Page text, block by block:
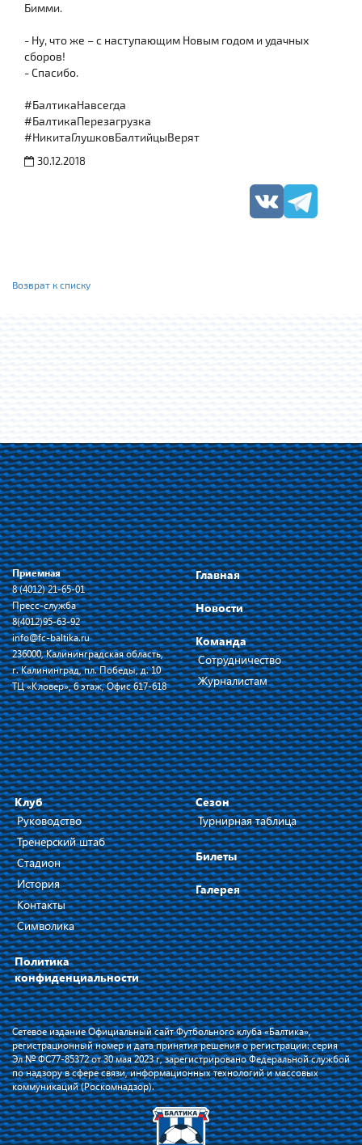
Бимми.
- Ну, что же – с наступающим Новым годом и удачных
сборов!
- Спасибо.
#БалтикаНавсегда
#БалтикаПерезагрузка
#НикитаГлушковБалтийцыВерят
30.12.2018
Возврат к списку
Приемная
8 (4012) 21-65-01
Пресс-служба
8(4012)95-63-92
info@fc-baltika.ru
236000, Калининградская область,
г. Калининград, пл. Победы, д. 10
ТЦ «Кловер», 6 этаж, Офис 617-618
Главная
Новости
Команда
Сотрудничество
Журналистам
Клуб
Руководство
Тренерский штаб
Стадион
История
Контакты
Символика
Политика
конфиденциальности
Сезон
Турнирная таблица
Билеты
Галерея
Сетевое издание Официальный сайт Футбольного клуба «Балтика»,
регистрационный номер и дата принятия решения о регистрации: серия
Эл № ФС77-85372 от 30 мая 2023 г, зарегистрировано Федеральной службой
по надзору в сфере связи, информационных технологий и массовых
коммуникаций (Роскомнадзор).